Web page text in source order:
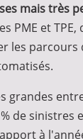
mais très
PME et
les parcours
grandes
de sinistres
à